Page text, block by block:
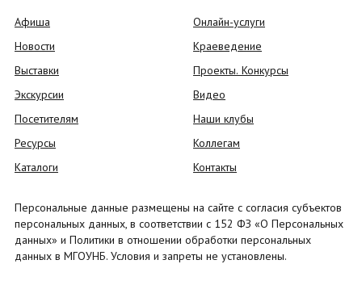
Афиша
Новости
Выставки
Экскурсии
Посетителям
Ресурсы
Каталоги
Онлайн-услуги
Краеведение
Проекты. Конкурсы
Видео
Наши клубы
Коллегам
Контакты
Персональные данные размещены на сайте с согласия субъектов
персональных данных, в соответствии с 152 ФЗ «О Персональных
данных» и Политики в отношении обработки персональных
данных в МГОУНБ. Условия и запреты не установлены.